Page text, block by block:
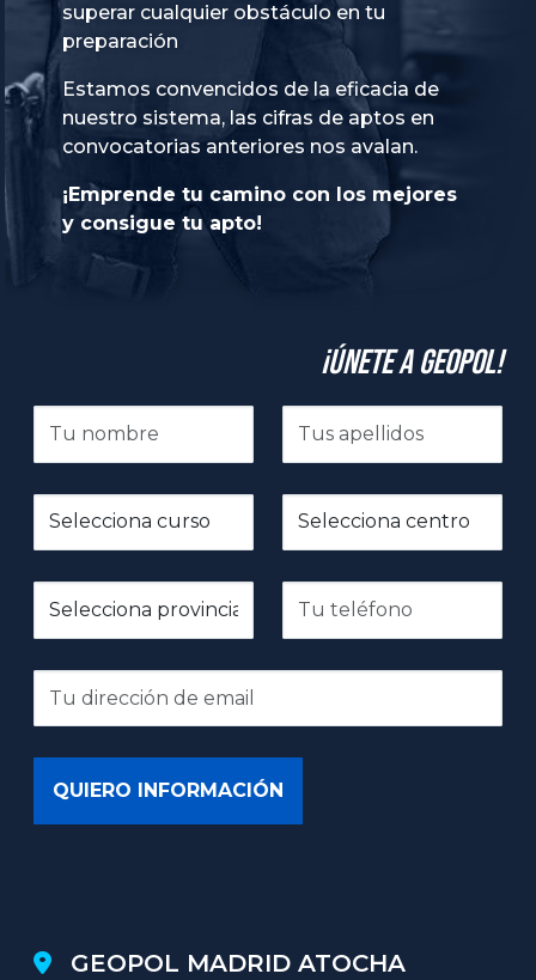
superar cualquier obstáculo en tu
preparación
Estamos convencidos de la eficacia de
nuestro sistema, las cifras de aptos en
convocatorias anteriores nos avalan.
¡Emprende tu camino con los mejores
y consigue tu apto!
¡Únete a GeoPol!
GEOPOL MADRID ATOCHA